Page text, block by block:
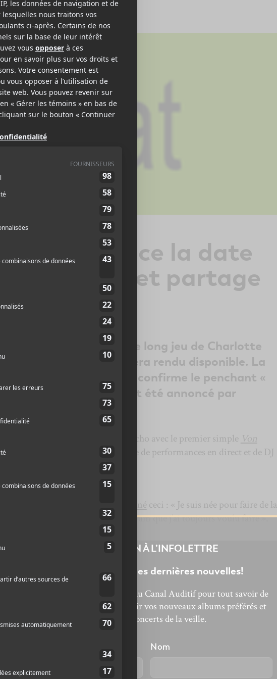
XCX annonce la date
de Brat et partage
prochain que le sixième long jeu de Charlotte
alias Charli XCX, sera rendu disponible. La
confirme le penchant «
» qui avait récemment été annoncé par
sur la quinzaine attendues font écho avec le premier simple Von
avec l’
d’une poignée de performances en direct et de DJ
jusqu’ici le nom de
Partygirl
à venir, mentionné ceci : « Je suis née pour faire de la
je viens des clubs… xcx6 est l’album que j’ai toujours voulu faire ».
INSCRIPTION À L’INFOLETTRE
Ne manquez pas les dernières nouvelles!
Abonnez-vous à l’infolettre du Canal Auditif pour tout savoir de
l’actualité musicale, découvrir vos nouveaux albums préférés et
revivre les concerts de la veille.
Nom